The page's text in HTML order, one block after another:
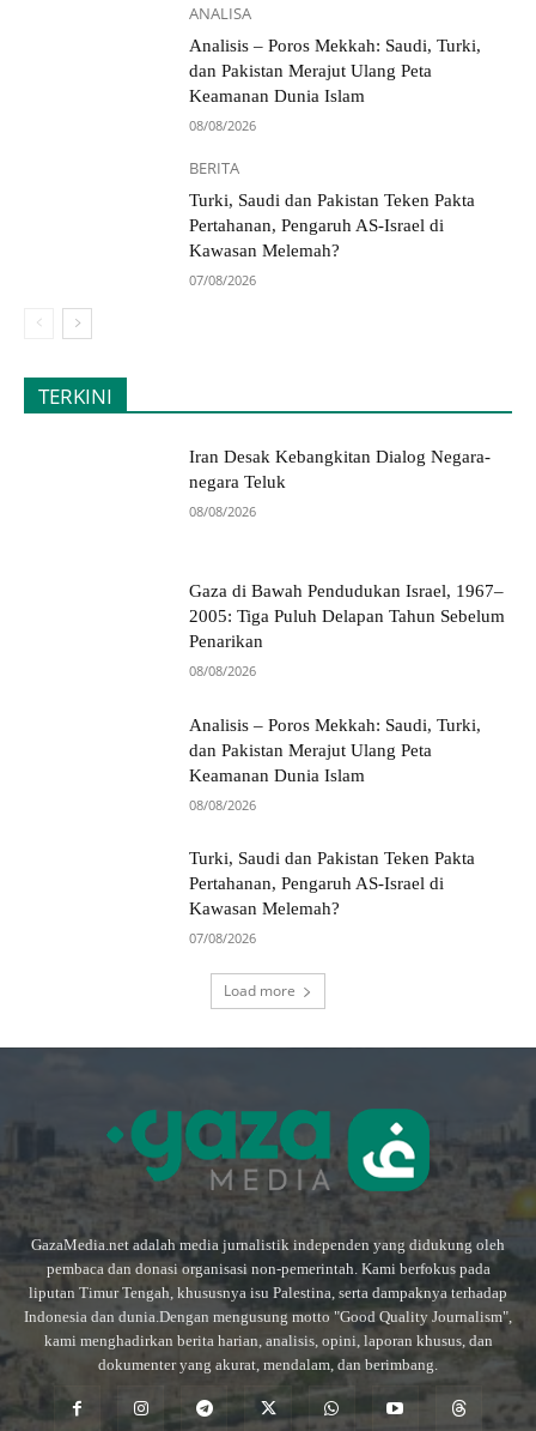
ANALISA
Analisis – Poros Mekkah: Saudi, Turki,
dan Pakistan Merajut Ulang Peta
Keamanan Dunia Islam
08/08/2026
BERITA
Turki, Saudi dan Pakistan Teken Pakta
Pertahanan, Pengaruh AS-Israel di
Kawasan Melemah?
07/08/2026
TERKINI
Iran Desak Kebangkitan Dialog Negara-
negara Teluk
08/08/2026
Gaza di Bawah Pendudukan Israel, 1967–
2005: Tiga Puluh Delapan Tahun Sebelum
Penarikan
08/08/2026
Analisis – Poros Mekkah: Saudi, Turki,
dan Pakistan Merajut Ulang Peta
Keamanan Dunia Islam
08/08/2026
Turki, Saudi dan Pakistan Teken Pakta
Pertahanan, Pengaruh AS-Israel di
Kawasan Melemah?
07/08/2026
Load more
GazaMedia.net adalah media jurnalistik independen yang didukung oleh
pembaca dan donasi organisasi non-pemerintah. Kami berfokus pada
liputan Timur Tengah, khususnya isu Palestina, serta dampaknya terhadap
Indonesia dan dunia.Dengan mengusung motto "Good Quality Journalism",
kami menghadirkan berita harian, analisis, opini, laporan khusus, dan
dokumenter yang akurat, mendalam, dan berimbang.